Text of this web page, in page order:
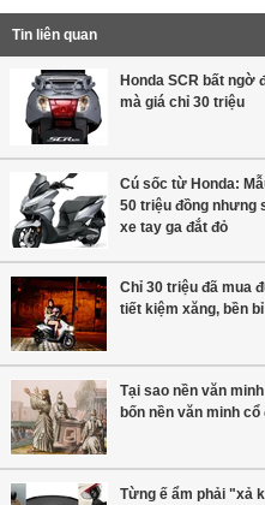
Tin liên quan
Honda SCR bất ngờ
mà giá chỉ 30 triệu
Cú sốc từ Honda:
50 triệu đồng nhưng
xe tay ga đắt đỏ
Chỉ 30 triệu đã mua
tiết kiệm xăng, bền
Tại sao nền văn
bốn nền văn minh cổ
Từng ế ẩm phải "xả